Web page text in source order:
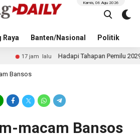
Raya Banten/Nasional Politik
Kamis, 06 Agu 2026
17 jam lalu Hadapi Tahapan Pemilu 2029,
Bansos
macam Bansos